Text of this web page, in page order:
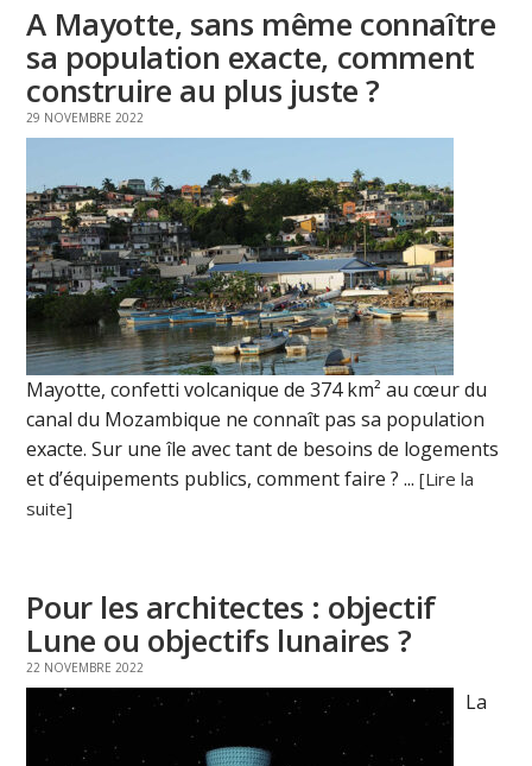
A Mayotte, sans même connaître
sa population exacte, comment
construire au plus juste ?
29 NOVEMBRE 2022
Mayotte, confetti volcanique de 374 km² au cœur du
canal du Mozambique ne connaît pas sa population
exacte. Sur une île avec tant de besoins de logements
et d’équipements publics, comment faire ? ...[Lire la
suite]
Pour les architectes : objectif
Lune ou objectifs lunaires ?
22 NOVEMBRE 2022
La